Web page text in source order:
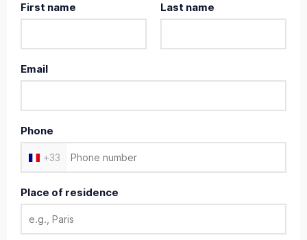
First name Last name
Email
Phone
+33
Place of residence